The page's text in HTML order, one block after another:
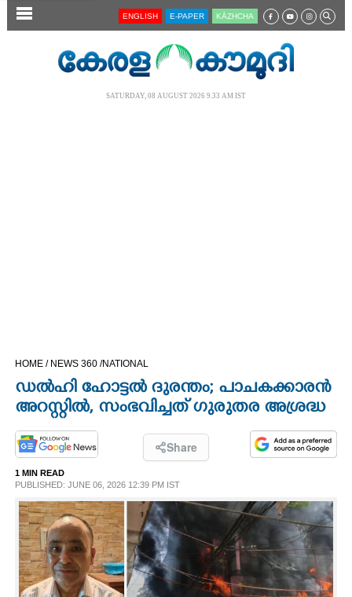
SECTIONS
CINEMA
OPINION
PHOTOS
LIFESTYLE
SPIRITUAL
INFO+
ENGLISH E-PAPER KĀZHCHA
SATURDAY, 08 AUGUST 2026 9.33 AM IST
HOME / NEWS 360 /NATIONAL
ഡൽഹി ഹോട്ടൽ ദുരന്തം; പാചകക്കാരൻ
അറസ്റ്റിൽ, സംഭവിച്ചത് ഗുരുതര അശ്രദ്ധ
Share
1 MIN READ
PUBLISHED: JUNE 06, 2026 12:39 PM IST